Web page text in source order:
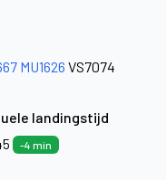
MU1626 VS7074
landingstijd
-4 min